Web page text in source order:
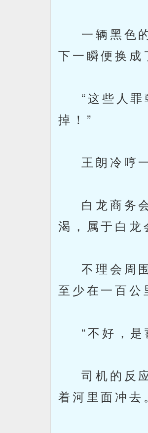
一辆黑色的
下一瞬便换成
“这些人罪
掉！”
王朗冷哼一
白龙商务会
渴，属于白龙
不理会周围
至少在一百
“不好，是
司机的反应
着河里面冲去